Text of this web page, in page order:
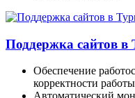
Поддержка сайтов в
Обеспечение
корректности